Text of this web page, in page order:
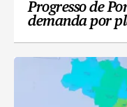
Progresso de
demanda por